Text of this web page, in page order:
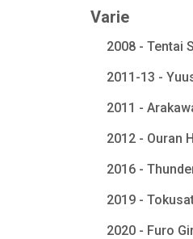
Varie
2008 - Tentai
2011-13 -
2011 -
2012 - Ouran
2016 -
2019 -
2020 - Furo